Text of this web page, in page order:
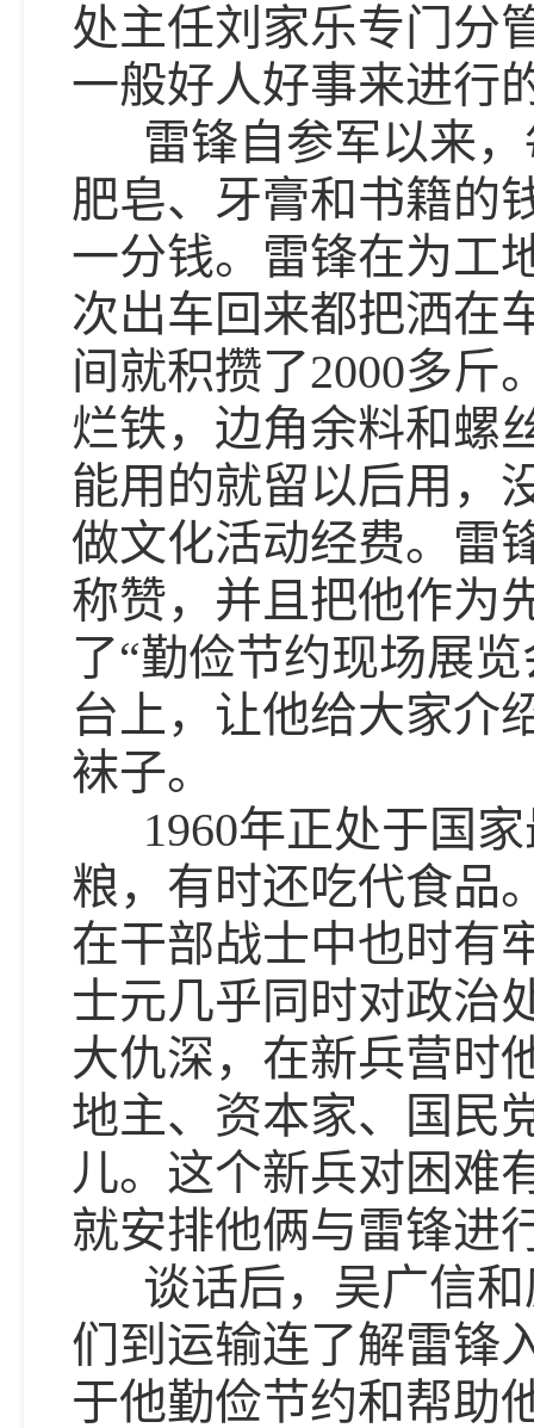
处主任刘家乐专门分
一般好人好事来进行
雷锋自参军以来，
肥皂、牙膏和书籍的
一分钱。雷锋在为工
次出车回来都把洒在
间就积攒了2000多斤
烂铁，边角余料和螺
能用的就留以后用，
做文化活动经费。雷
称赞，并且把他作为
了“勤俭节约现场展
台上，让他给大家介
袜子。
1960年正处于国家
粮，有时还吃代食品
在干部战士中也时有
士元几乎同时对政治
大仇深，在新兵营时
地主、资本家、国民
儿。这个新兵对困
就安排他俩与雷锋进
谈话后，吴广信和
们到运输连了解雷锋
于他勤俭节约和帮助